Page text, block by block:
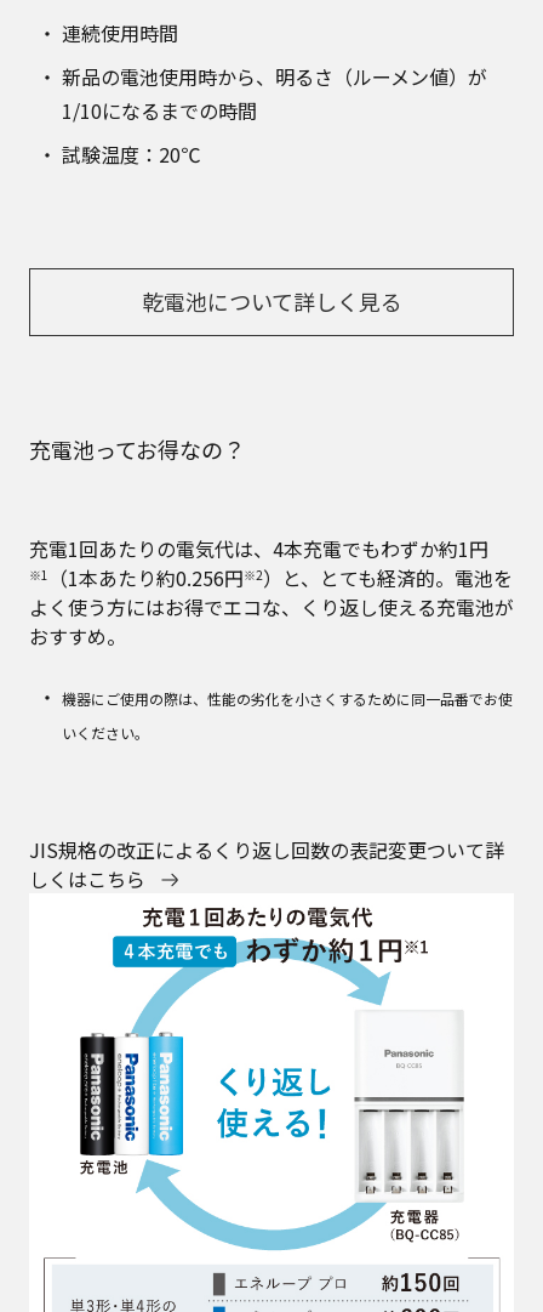
連続使用時間
新品の電池使用時から、明るさ（ルーメン値）が
1/10になるまでの時間
試験温度：20℃
乾電池について詳しく見る
充電池ってお得なの？
充電1回あたりの電気代は、4本充電でもわずか約1円
※1 （1本あたり約0.256円※2）と、とても経済的。電池を
よく使う方にはお得でエコな、くり返し使える充電池が
おすすめ。
機器にご使用の際は、性能の劣化を小さくするために同一品番でお使
いください。
JIS規格の改正によるくり返し回数の表記変更ついて詳
しくはこちら